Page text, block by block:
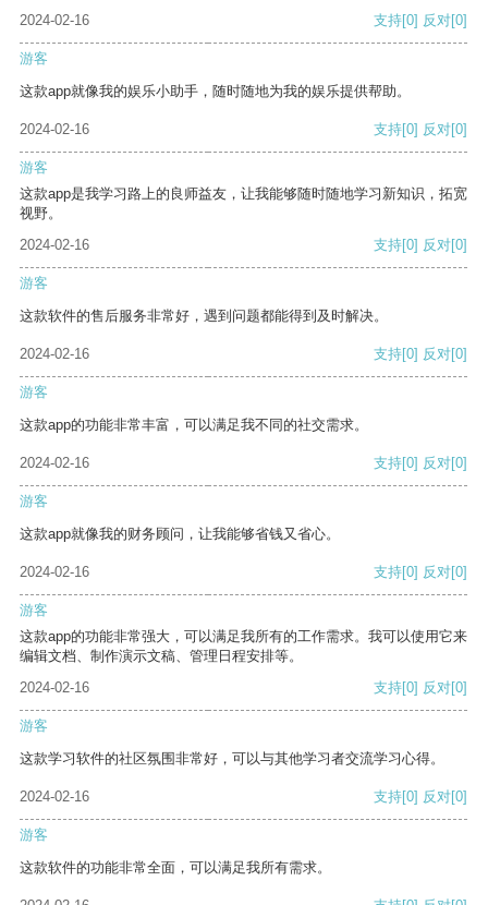
2024-02-16 支持[0] 反对[0]
游客
这款app就像我的娱乐小助手，随时随地为我的娱乐提供帮助。
2024-02-16 支持[0] 反对[0]
游客
这款app是我学习路上的良师益友，让我能够随时随地学习新知识，拓宽
视野。
2024-02-16
支持[0] 反对[0]
游客
这款软件的售后服务非常好，遇到问题都能得到及时解决。
2024-02-16 支持[0] 反对[0]
游客
这款app的功能非常丰富，可以满足我不同的社交需求。
2024-02-16 支持[0] 反对[0]
游客
这款app就像我的财务顾问，让我能够省钱又省心。
2024-02-16 支持[0] 反对[0]
游客
这款app的功能非常强大，可以满足我所有的工作需求。我可以使用它来
编辑文档、制作演示文稿、管理日程安排等。
2024-02-16
支持[0] 反对[0]
游客
这款学习软件的社区氛围非常好，可以与其他学习者交流学习心得。
2024-02-16 支持[0] 反对[0]
游客
这款软件的功能非常全面，可以满足我所有需求。